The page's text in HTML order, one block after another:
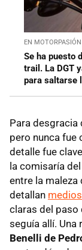
EN
Se ha puesto
trail. La DGT
para saltarse
Para desgracia
pero nunca fue
detalle fue
la comisaría
entre la maleza
detallan
claras del paso
seguía allí. Una
Benelli de